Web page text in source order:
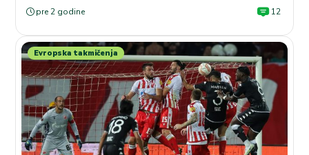
pre 2 godine 12
Evropska takmičenja